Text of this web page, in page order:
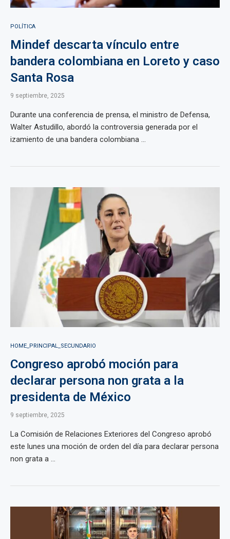
POLÍTICA
Mindef descarta vínculo entre
bandera colombiana en Loreto y caso
Santa Rosa
9 septiembre, 2025
Durante una conferencia de prensa, el ministro de Defensa,
Walter Astudillo, abordó la controversia generada por el
izamiento de una bandera colombiana ...
HOME_PRINCIPAL_SECUNDARIO
Congreso aprobó moción para
declarar persona non grata a la
presidenta de México
9 septiembre, 2025
La Comisión de Relaciones Exteriores del Congreso aprobó
este lunes una moción de orden del día para declarar persona
non grata a ...